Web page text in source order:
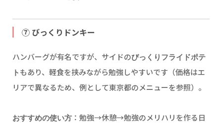
⑦ びっくりドンキー
ハンバーグが有名ですが、サイドのびっくりフライドポテ
ト もあり、軽食を挟みながら勉強しやすいです（価格はエ
リアで異なるため、例として東京都のメニューを参照）。
おすすめの使い方：勉強→休憩→勉強のメリハリを作る日